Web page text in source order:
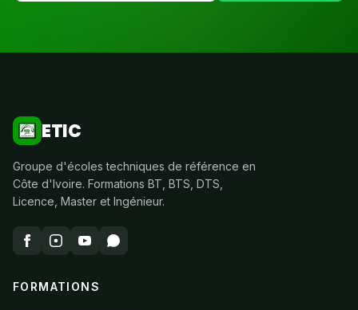
ETIC
Groupe d'écoles techniques de référence en
Côte d'Ivoire. Formations BT, BTS, DTS,
Licence, Master et Ingénieur.
FORMATIONS